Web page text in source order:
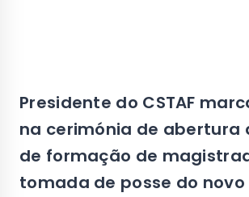
Presidente do CSTAF
na cerimónia de abertura
de formação de
tomada de posse do